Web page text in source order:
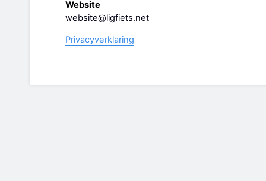
Website
website@ligfiets.net
Privacyverklaring